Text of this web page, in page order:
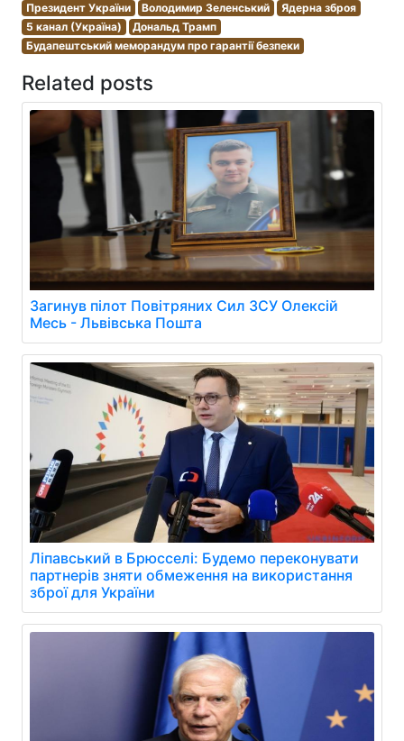
Президент України
Володимир Зеленський
Ядерна зброя
5 канал (Україна)
Дональд Трамп
Будапештський меморандум про гарантії безпеки
Related posts
Загинув пілот Повітряних Сил ЗСУ Олексій
Месь - Львівська Пошта
Ліпавський в Брюсселі: Будемо переконувати
партнерів зняти обмеження на використання
зброї для України